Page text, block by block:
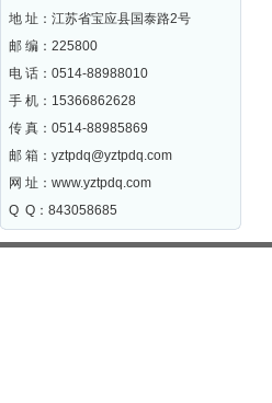
地 址：江苏省宝应县国泰路2号
邮 编： 225800
电 话：0514-88988010
手 机：15366862628
传 真：0514-88985869
邮 箱： yztpdq@yztpdq.com
网 址： www.yztpdq.com
Q Q：843058685